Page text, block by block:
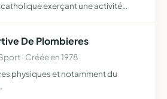
exerçant une activité
De Plombieres
· Créée en 1978
physiques et notamment du